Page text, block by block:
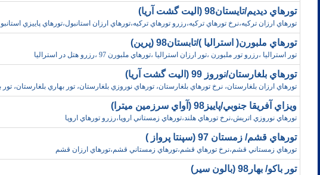
تورهاي ديديم/تايستان98 (اليت گشت آريا)
تورهاي ارزان ترکيه،نرخ تورهاي ترکيه،رزرو تورهاي ترکيه،تورهاي ارزان استانبول،تورهاي پاييزي
تورهاي ملبورن( استراليا )/تابستان98 (پرين)
تور استراليا ،رزرو تور ملبورن ،تور ارزان استراليا ،تورهاي ملبورن 97 ،رزرو هتل در استراليا
تورهاي بلغارستان/نوروز 99 (اليت گشت آريا)
تورهاي ارزان بلغارستان، نرخ تورهاي بلغارستان، تورهاي نوروزي بلغارستان، تور بهاري بلغارستان، تور
ويزاي آفريقا جنوبي/پاييز98 (آواي سرزمين ميترا)
تورهاي نوروزي اتريش،نرخ تورهاي هلند،تورهاي زمستاني اروپا،رزرو تورهاي اروپا
تورهاي قشم/ زمستان 97 (سپنتا پرواز )
تورهاي زمستاني قشم،نرخ تورهاي قشم،تورهاي زمستاني قشم،تورهاي ارزان قشم
تور باکو/ بهار98 (بالون سير)